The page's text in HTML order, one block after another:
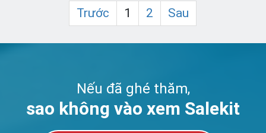
Trước 1 2 Sau
Nếu đã ghé thăm,
sao không vào xem Salekit